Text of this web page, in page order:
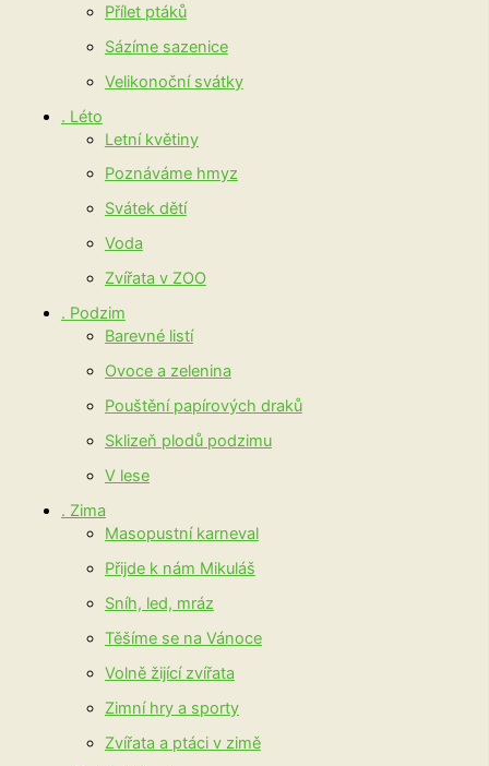
Přílet ptáků
Sázíme sazenice
Velikonoční svátky
. Léto
Letní květiny
Poznáváme hmyz
Svátek dětí
Voda
Zvířata v ZOO
. Podzim
Barevné listí
Ovoce a zelenina
Pouštění papírových draků
Sklizeň plodů podzimu
V lese
. Zima
Masopustní karneval
Přijde k nám Mikuláš
Sníh, led, mráz
Těšíme se na Vánoce
Volně žijící zvířata
Zimní hry a sporty
Zvířata a ptáci v zimě